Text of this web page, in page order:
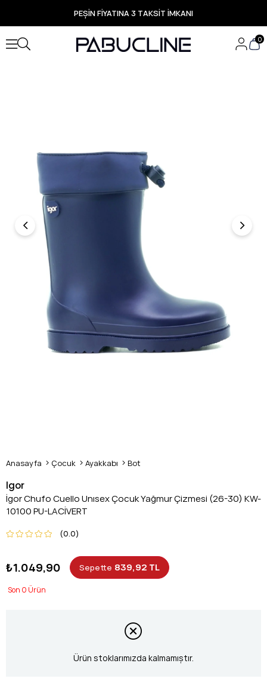
PEŞİN FİYATINA 3 TAKSİT İMKANI
TÜM ÜRÜNLERDE ÜCRETSİZ KARGO
Yeni Sezon Ürünlerde Özel Fırsatlar
Seçili Ürünlerde Hızlı Teslimat
0
Anasayfa Çocuk Ayakkabı Bot
Igor
İgor Chufo Cuello Unısex Çocuk Yağmur Çizmesi (26-30) KW-
10100 PU-LACİVERT
0.0
₺1.049,90 Sepette 839,92 TL
0
Ürün stoklarımızda kalmamıştır.